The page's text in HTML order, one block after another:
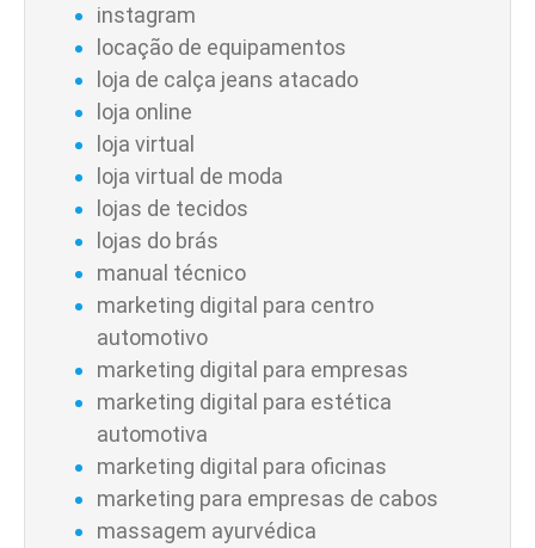
instagram
locação de equipamentos
loja de calça jeans atacado
loja online
loja virtual
loja virtual de moda
lojas de tecidos
lojas do brás
manual técnico
marketing digital para centro
automotivo
marketing digital para empresas
marketing digital para estética
automotiva
marketing digital para oficinas
marketing para empresas de cabos
massagem ayurvédica